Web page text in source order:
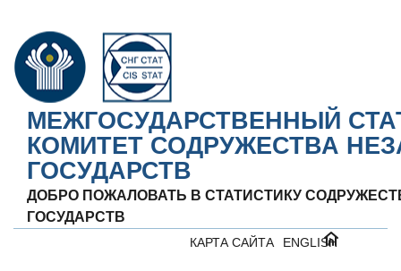
МЕЖГОСУДАРСТВЕННЫЙ
КОМИТЕТ СОДРУЖЕСТВА
ГОСУДАРСТВ
ДОБРО ПОЖАЛОВАТЬ В СТАТИСТИКУ
ГОСУДАРСТВ
ENGLISH
КАРТА САЙТА